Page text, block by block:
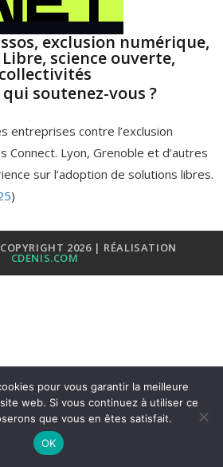
exclusion numérique,
science ouverte,
collectivités
soutenez-vous ?
entreprises contre l’exclusion
Connect. Lyon, Grenoble et d’autres
sur l’adoption de solutions libres.
)
2026 | RÉALISATION
CDENIS.COM
pour vous garantir la meilleure
web. Si vous continuez à utiliser ce
que vous en êtes satisfait.
OK